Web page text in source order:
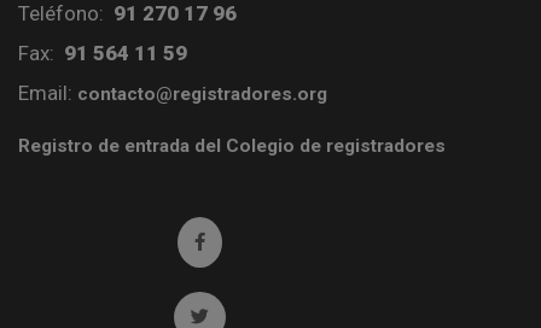
Teléfono: 91 270 17 96
Fax: 91 564 11 59
Email: contacto@registradores.org
Registro de entrada del Colegio de registradores
Ir a facebook (abre en ventana nueva)
Ir a twitter (abre en ventana nueva)